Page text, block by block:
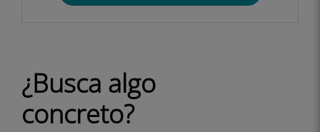
¿Busca algo
concreto?